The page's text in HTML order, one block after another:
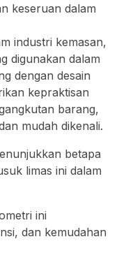
keseruan dalam
industri kemasan,
digunakan dalam
dengan desain
kepraktisan
barang,
mudah dikenali.
betapa
limas ini dalam
ini
dan kemudahan